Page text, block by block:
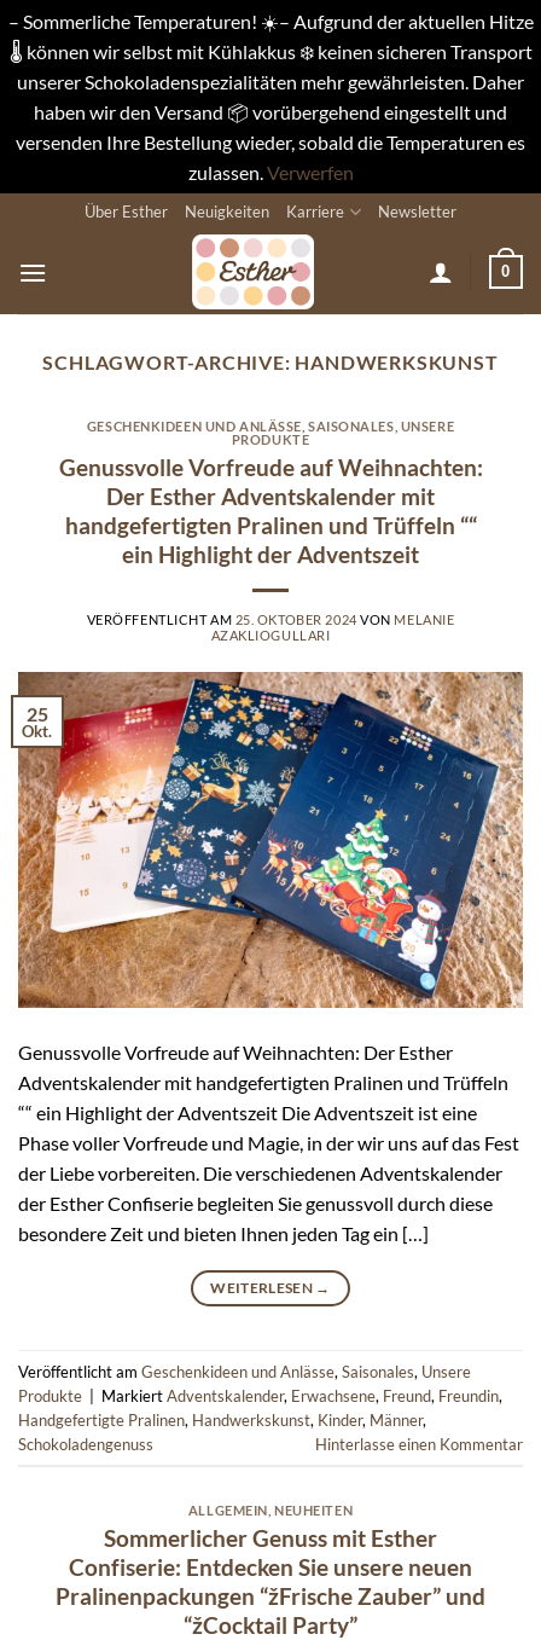
– Sommerliche Temperaturen! ☀️– Aufgrund der aktuellen Hitze
🌡️ können wir selbst mit Kühlakkus ❄️ keinen sicheren Transport
unserer Schokoladenspezialitäten mehr gewährleisten. Daher
haben wir den Versand 📦 vorübergehend eingestellt und
versenden Ihre Bestellung wieder, sobald die Temperaturen es
zulassen.Verwerfen
springen
Über Esther Neuigkeiten Karriere Newsletter
0
SCHLAGWORT-ARCHIVE: HANDWERKSKUNST
GESCHENKIDEEN UND ANLÄSSE SAISONALES UNSERE
PRODUKTE
Genussvolle Vorfreude auf Weihnachten:
Der Esther Adventskalender mit
handgefertigten Pralinen und Trüffeln ““
ein Highlight der Adventszeit
VERÖFFENTLICHT AM 25. OKTOBER 2024 VON MELANIE
AZAKLIOGULLARI
25
Okt.
Genussvolle Vorfreude auf Weihnachten: Der Esther
Adventskalender mit handgefertigten Pralinen und Trüffeln
““ ein Highlight der Adventszeit Die Adventszeit ist eine
Phase voller Vorfreude und Magie, in der wir uns auf das Fest
der Liebe vorbereiten. Die verschiedenen Adventskalender
der Esther Confiserie begleiten Sie genussvoll durch diese
besondere Zeit und bieten Ihnen jeden Tag ein […]
WEITERLESEN →
Veröffentlicht am Geschenkideen und Anlässe, Saisonales, Unsere
Produkte
MarkiertAdventskalender, Erwachsene, Freund, Freundin,
Handgefertigte Pralinen, Handwerkskunst, Kinder, Männer,
Schokoladengenuss
Hinterlasse einen Kommentar
ALLGEMEIN ,NEUHEITEN
Sommerlicher Genuss mit Esther
Confiserie: Entdecken Sie unsere neuen
Pralinenpackungen “žFrische Zauber” und
“žCocktail Party”